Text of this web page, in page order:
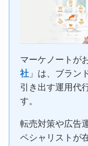
マーケノートが
社 」は、ブラン
引き出す運用代
す。
転売対策や広告
ペシャリストが